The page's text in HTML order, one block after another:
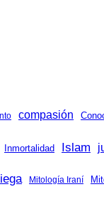
compasión
Inmortalidad Islam
Mitología Iraní